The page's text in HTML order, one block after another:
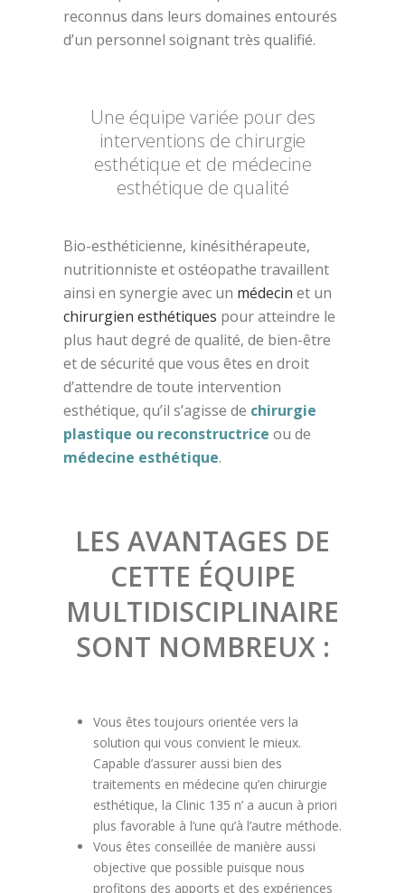
reconnus dans leurs domaines entourés
d’un personnel soignant très qualifié.
Une équipe variée pour des
interventions de chirurgie
esthétique et de médecine
esthétique de qualité
Bio-esthéticienne, kinésithérapeute,
nutritionniste et ostéopathe travaillent
ainsi en synergie avec un médecin et un
chirurgien esthétiques pour atteindre le
plus haut degré de qualité, de bien-être
et de sécurité que vous êtes en droit
d’attendre de toute intervention
esthétique, qu’il s’agisse de chirurgie
plastique ou reconstructrice ou de
médecine esthétique.
LES AVANTAGES DE
CETTE ÉQUIPE
MULTIDISCIPLINAIRE
SONT NOMBREUX :
Vous êtes toujours orientée vers la
solution qui vous convient le mieux.
Capable d’assurer aussi bien des
traitements en médecine qu’en chirurgie
esthétique, la Clinic 135 n’ a aucun à priori
plus favorable à l’une qu’à l’autre méthode.
Vous êtes conseillée de manière aussi
objective que possible puisque nous
profitons des apports et des expériences